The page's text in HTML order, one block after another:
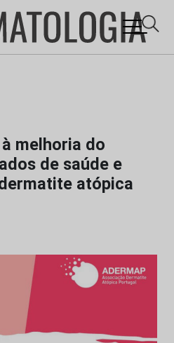
à melhoria do
de saúde e
atópica